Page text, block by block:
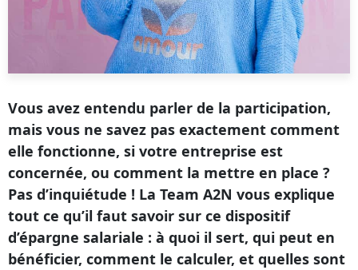
Vous avez entendu parler de la participation,
mais vous ne savez pas exactement comment
elle fonctionne, si votre entreprise est
concernée, ou comment la mettre en place ?
Pas d’inquiétude ! La Team A2N vous explique
tout ce qu’il faut savoir sur ce dispositif
d’épargne salariale : à quoi il sert, qui peut en
bénéficier, comment le calculer, et quelles sont